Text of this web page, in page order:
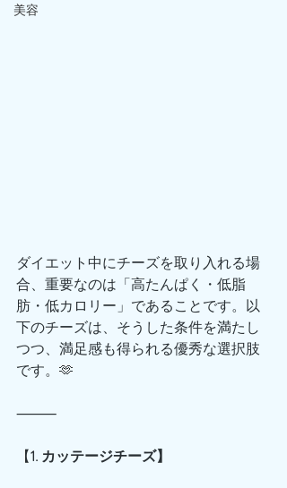
美容
ダイエット中にチーズを取り入れる場
合、重要なのは「高たんぱく・低脂
肪・低カロリー」であることです。以
下のチーズは、そうした条件を満たし
つつ、満足感も得られる優秀な選択肢
です。🫶
⸻
【1. カッテージチーズ】